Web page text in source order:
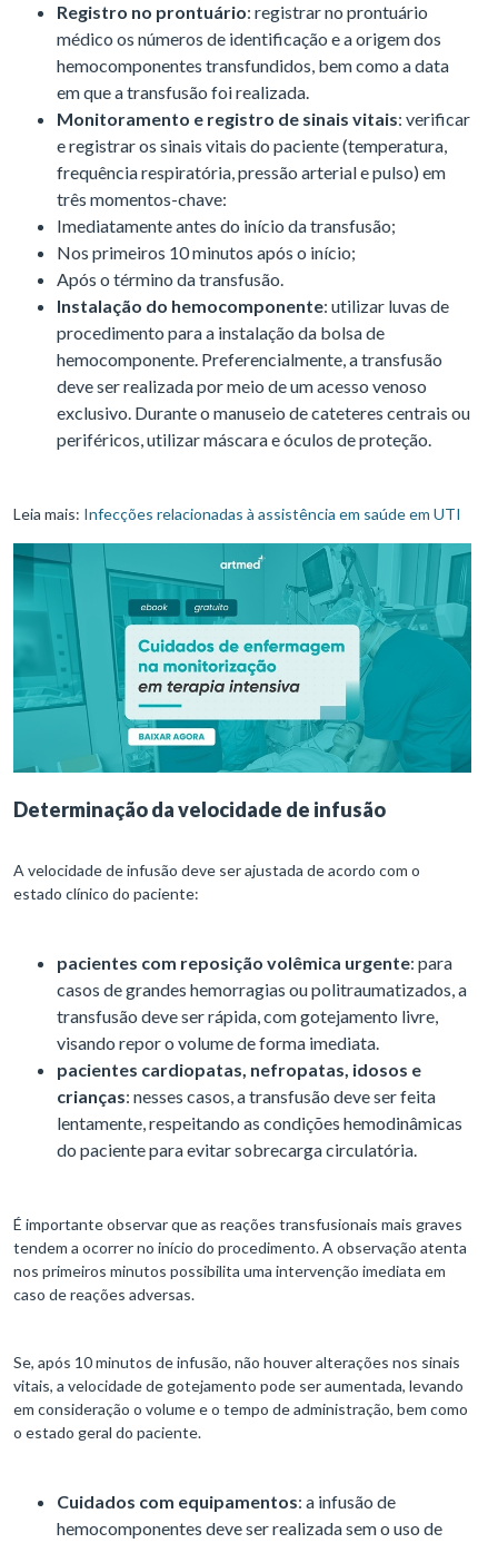
Registro no prontuário: registrar no prontuário
médico os números de identificação e a origem dos
hemocomponentes transfundidos, bem como a data
em que a transfusão foi realizada.
Monitoramento e registro de sinais vitais: verificar
e registrar os sinais vitais do paciente (temperatura,
frequência respiratória, pressão arterial e pulso) em
três momentos-chave:
Imediatamente antes do início da transfusão;
Nos primeiros 10 minutos após o início;
Após o término da transfusão.
Instalação do hemocomponente: utilizar luvas de
procedimento para a instalação da bolsa de
hemocomponente. Preferencialmente, a transfusão
deve ser realizada por meio de um acesso venoso
exclusivo. Durante o manuseio de cateteres centrais ou
periféricos, utilizar máscara e óculos de proteção.
Leia mais: Infecções relacionadas à assistência em saúde em UTI
Determinação da velocidade de infusão
A velocidade de infusão deve ser ajustada de acordo com o
estado clínico do paciente:
pacientes com reposição volêmica urgente: para
casos de grandes hemorragias ou politraumatizados, a
transfusão deve ser rápida, com gotejamento livre,
visando repor o volume de forma imediata.
pacientes cardiopatas, nefropatas, idosos e
crianças: nesses casos, a transfusão deve ser feita
lentamente, respeitando as condições hemodinâmicas
do paciente para evitar sobrecarga circulatória.
É importante observar que as reações transfusionais mais graves
tendem a ocorrer no início do procedimento. A observação atenta
nos primeiros minutos possibilita uma intervenção imediata em
caso de reações adversas.
Se, após 10 minutos de infusão, não houver alterações nos sinais
vitais, a velocidade de gotejamento pode ser aumentada, levando
em consideração o volume e o tempo de administração, bem como
o estado geral do paciente.
Cuidados com equipamentos: a infusão de
hemocomponentes deve ser realizada sem o uso de